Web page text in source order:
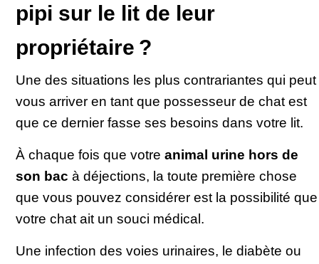
pipi sur le lit de leur
propriétaire ?
Une des situations les plus contrariantes qui peut
vous arriver en tant que possesseur de chat est
que ce dernier fasse ses besoins dans votre lit.
À chaque fois que votre animal urine hors de
son bac à déjections, la toute première chose
que vous pouvez considérer est la possibilité que
votre chat ait un souci médical.
Une infection des voies urinaires, le diabète ou